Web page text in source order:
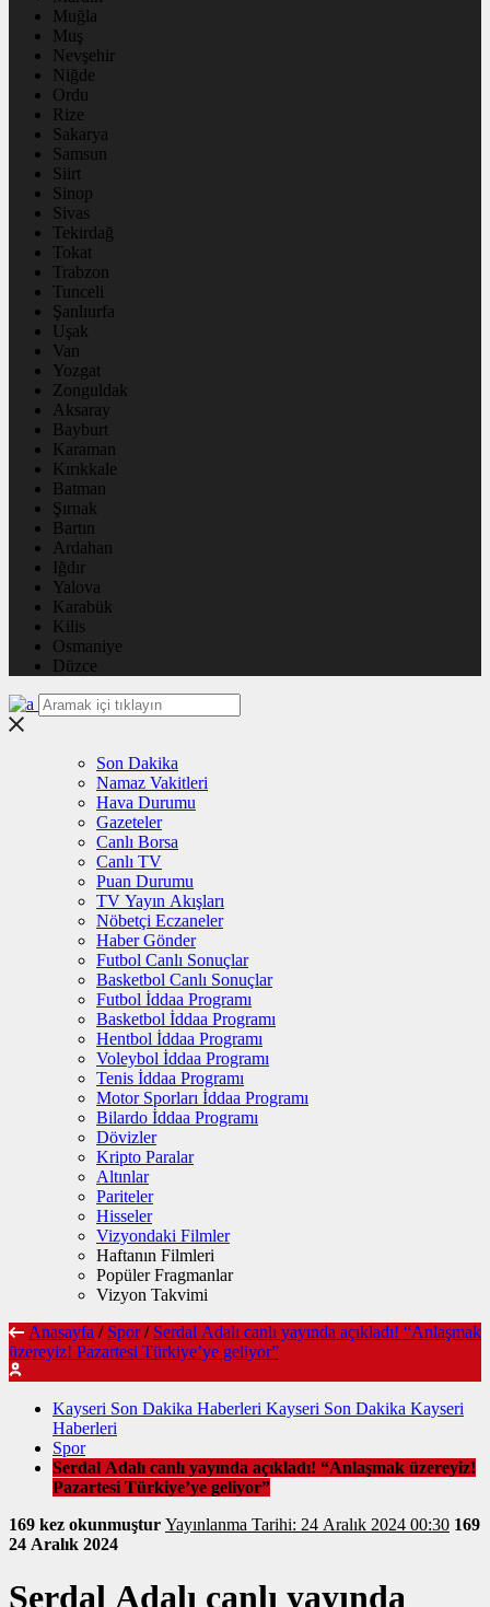
Muğla
Muş
Nevşehir
Niğde
Ordu
Rize
Sakarya
Samsun
Siirt
Sinop
Sivas
Tekirdağ
Tokat
Trabzon
Tunceli
Şanlıurfa
Uşak
Van
Yozgat
Zonguldak
Aksaray
Bayburt
Karaman
Kırıkkale
Batman
Şırnak
Bartın
Ardahan
Iğdır
Yalova
Karabük
Kilis
Osmaniye
Düzce
Son Dakika
Namaz Vakitleri
Hava Durumu
Gazeteler
Canlı Borsa
Canlı TV
Puan Durumu
TV Yayın Akışları
Nöbetçi Eczaneler
Haber Gönder
Futbol Canlı Sonuçlar
Basketbol Canlı Sonuçlar
Futbol İddaa Programı
Basketbol İddaa Programı
Hentbol İddaa Programı
Voleybol İddaa Programı
Tenis İddaa Programı
Motor Sporları İddaa Programı
Bilardo İddaa Programı
Dövizler
Kripto Paralar
Altınlar
Pariteler
Hisseler
Vizyondaki Filmler
Haftanın Filmleri
Popüler Fragmanlar
Vizyon Takvimi
Anasayfa / Spor / Serdal Adalı canlı yayında açıkladı! “Anlaşmak
üzereyiz! Pazartesi Türkiye’ye geliyor”
Kayseri Son Dakika Haberleri Kayseri Son Dakika Kayseri
Haberleri
Spor
Serdal Adalı canlı yayında açıkladı! “Anlaşmak üzereyiz!
Pazartesi Türkiye’ye geliyor”
169 kez okunmuştur
Yayınlanma Tarihi: 24 Aralık 2024 00:30 169
24 Aralık 2024
Serdal Adalı canlı yayında